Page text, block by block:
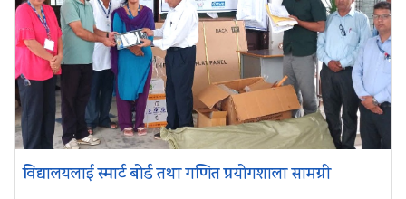
विद्यालयलाई स्मार्ट बोर्ड तथा गणित प्रयोगशाला सामग्री